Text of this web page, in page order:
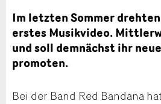
Im letzten Sommer
erstes Musikvideo.
und soll demnächst ihr
promoten.
Bei der Band Red Bandana